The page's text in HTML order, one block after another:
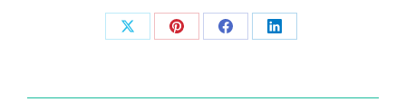
Share Share Share Share